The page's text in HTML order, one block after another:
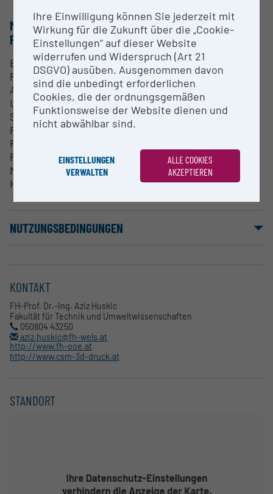
METHODEN & EXPERTISE ZUR
FORSCHUNGSINFRASTRUKTUR
Entwicklung von neuen Werkstoffen
Prozessparameter für neue Werkstoffe
Automatisierung von additiven Fertigungsanlage
Umformwerkzeuge, Druckguss- und
Spritzgießformen
Reparatur von Bauteilen und Werkzeugen
Prototypenbau
Flugzeugbau
Medizintechnik
Hydraulik
NUTZUNGSBEDINGUNGEN
KONTAKT
FH-Prof. Dr.-Ing. Aziz Huskic
Fakultät für Technik und Umweltwissenschaften
050804 43250
aziz.huskic@fh-wels.at
http://www.fh-ooe.at
http://www.csm-3d-druck.at
STANDORT
Ihre Einwilligung können Sie jederzeit mit
Wirkung für die Zukunft über die „Cookie-
Einstellungen“ auf dieser Website
widerrufen und Widerspruch (Art 21
DSGVO) ausüben. Ausgenommen davon
sind die unbedingt erforderlichen
Cookies, die der ordnungsgemäßen
Funktionsweise der Website dienen und
nicht abwählbar sind.
EINSTELLUNGEN
VERWALTEN
ALLE COOKIES
AKZEPTIEREN